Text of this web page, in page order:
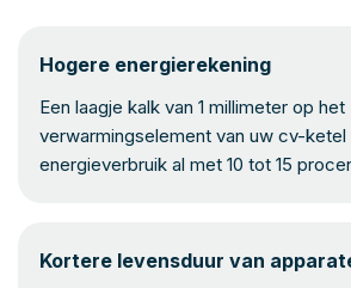
Hogere energierekening
Een laagje kalk van 1 millimeter op het
verwarmingselement van uw cv-
energieverbruik al met 10 tot 15
Kortere levensduur van